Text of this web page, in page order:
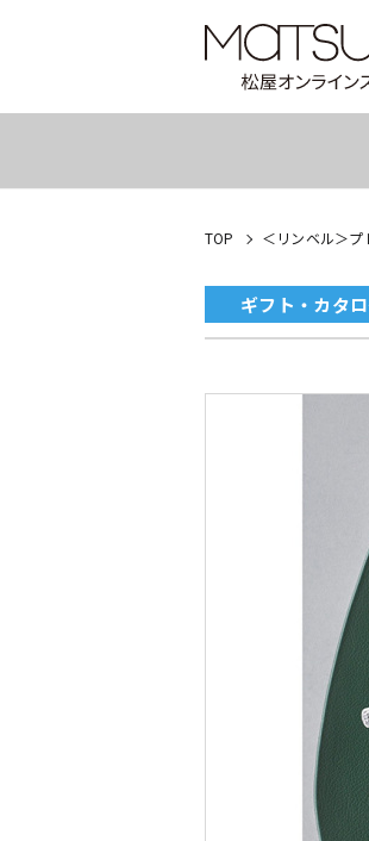
TOP ＜リンベル＞
ギフト・カタ